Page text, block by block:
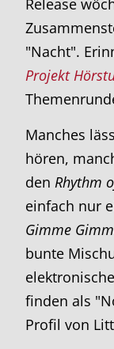
"Nacht".
Projekt
Manches
hören,
den Rhythm
einfach nur
Gimme
bunte
finden als
Profil von